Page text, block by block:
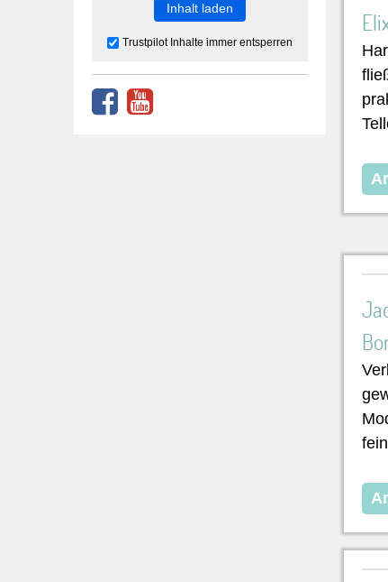
Inhalt laden
Trustpilot Inhalte immer entsperren